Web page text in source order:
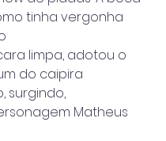
tinha vergonha
limpa, adotou o
do caipira
surgindo,
Matheus